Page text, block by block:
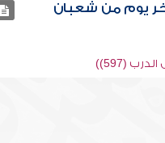
يوم من شعبان
(597))